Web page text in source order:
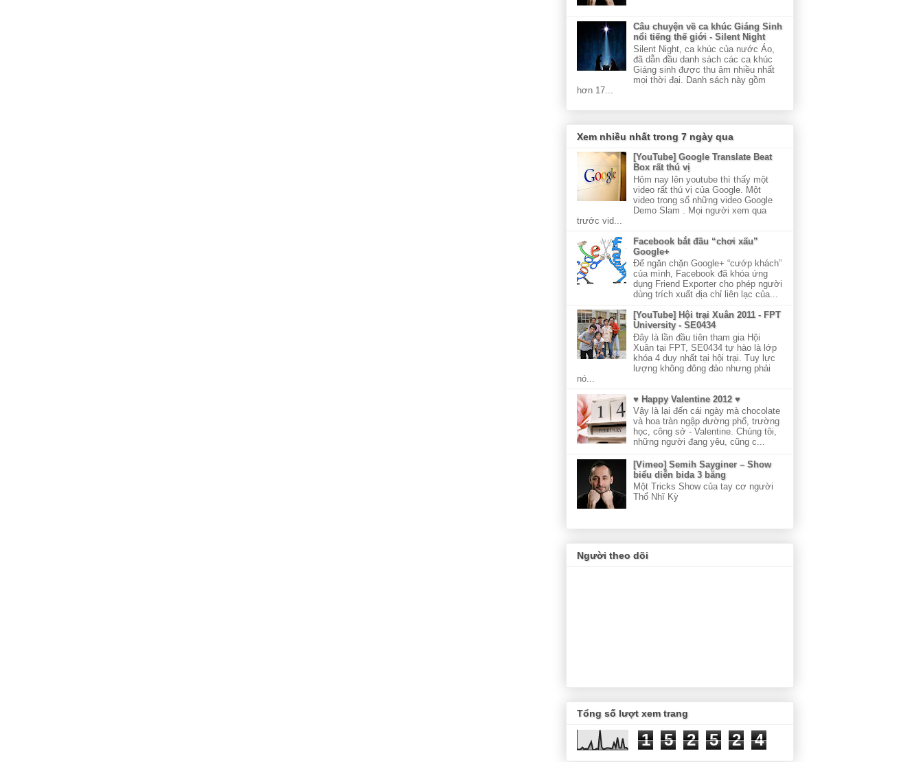
Câu chuyện về ca khúc Giáng Sinh
nổi tiếng thế giới - Silent Night
Silent Night, ca khúc của nước Áo,
đã dẫn đầu danh sách các ca khúc
Giáng sinh được thu âm nhiều nhất
mọi thời đại. Danh sách này gồm
hơn 17...
Xem nhiều nhất trong 7 ngày qua
[YouTube] Google Translate Beat
Box rất thú vị
Hôm nay lên youtube thì thấy một
video rất thú vị của Google. Một
video trong số những video Google
Demo Slam . Mọi người xem qua
trước vid...
Facebook bắt đầu “chơi xấu”
Google+
Để ngăn chặn Google+ “cướp khách”
của mình, Facebook đã khóa ứng
dụng Friend Exporter cho phép người
dùng trích xuất địa chỉ liên lạc của...
[YouTube] Hội trại Xuân 2011 - FPT
University - SE0434
Đây là lần đầu tiên tham gia Hội
Xuân tại FPT, SE0434 tự hào là lớp
khóa 4 duy nhất tại hội trại. Tuy lực
lượng không đông đảo nhưng phải
nó...
♥ Happy Valentine 2012 ♥
Vậy là lại đến cái ngày mà chocolate
và hoa tràn ngập đường phố, trường
học, công sở - Valentine. Chúng tôi,
những người đang yêu, cũng c...
[Vimeo] Semih Sayginer – Show
biểu diễn bida 3 băng
Một Tricks Show của tay cơ người
Thổ Nhĩ Kỳ
Người theo dõi
Tổng số lượt xem trang
1 5 2 5 2 4